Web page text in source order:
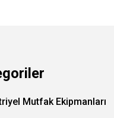
Mutfak Ekipmanları